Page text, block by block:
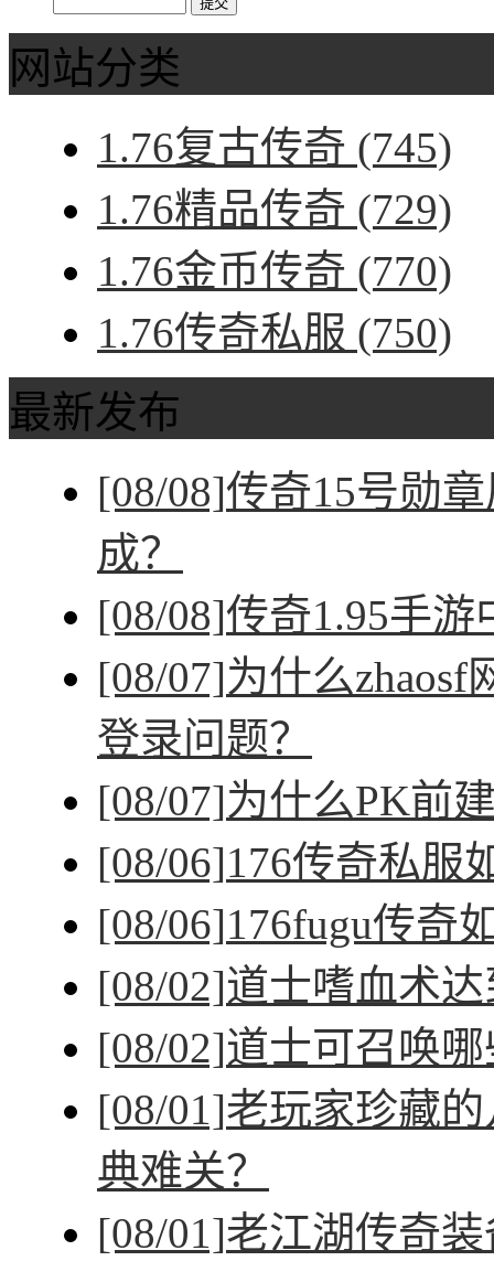
网站分类
1.76复古传奇 (745)
1.76精品传奇 (729)
1.76金币传奇 (770)
1.76传奇私服 (750)
最新发布
[08/08]传奇15号勋
成？
[08/08]传奇1.95手
[08/07]为什么
登录问题？
[08/07]为什么PK前
[08/06]176传奇私服
[08/06]176fugu传奇
[08/02]道士嗜血术
[08/02]道士可召唤
[08/01]老玩家珍藏
典难关？
[08/01]老江湖传奇